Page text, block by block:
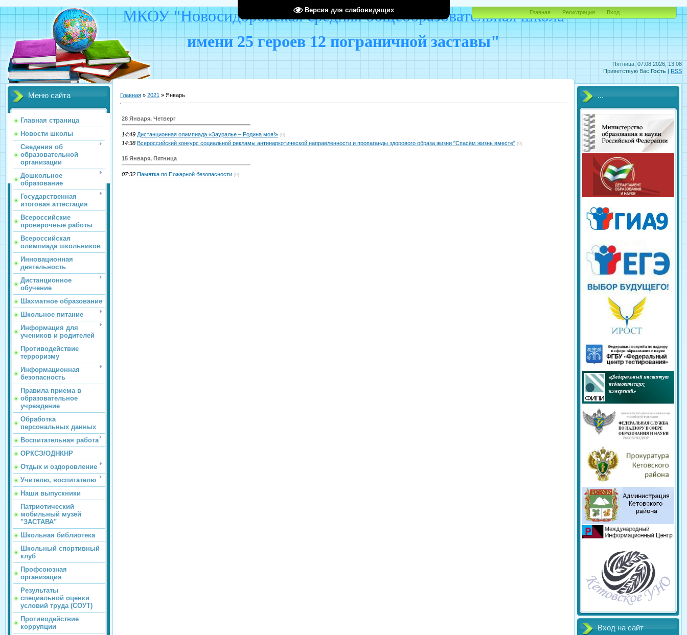
Версия для слабовидящих
Пятница, 07.08.2026, 13:08
Приветствую Вас Гость | RSS
МКОУ "Новосидоровская средняя общеобразовательная школа
имени 25 героев 12 пограничной заставы"
Главная Регистрация Вход
Меню сайта
Главная страница
Новости школы
Сведения об
образовательной
организации
Дошкольное
образование
Государственная
итоговая аттестация
Всероссийские
проверочные работы
Всероссийская
олимпиада школьников
Инновационная
деятельность
Дистанционное
обучение
Шахматное образование
Школьное питание
Информация для
учеников и родителей
Противодействие
терроризму
Информационная
безопасность
Правила приема в
образовательное
учреждение
Обработка
персональных данных
Воспитательная работа
ОРКСЭ/ОДНКНР
Отдых и оздоровление
Учителю, воспитателю
Наши выпускники
Патриотический
мобильный музей
"ЗАСТАВА"
Школьная библиотека
Школьный спортивный
клуб
Профсоюзная
организация
Результаты
специальной оценки
условий труда (СОУТ)
Противодействие
коррупции
Главная » 2021 » Январь
28 Января, Четверг
14:49 Дистанционная олимпиада «Зауралье – Родина моя!» (0)
14:38 Всероссийский конкурс социальной рекламы антинаркотической направленности и пропаганды здорового образа жизни "Спасём жизнь вместе" (0)
15 Января, Пятница
07:32 Памятка по Пожарной безопасности (0)
...
Вход на сайт